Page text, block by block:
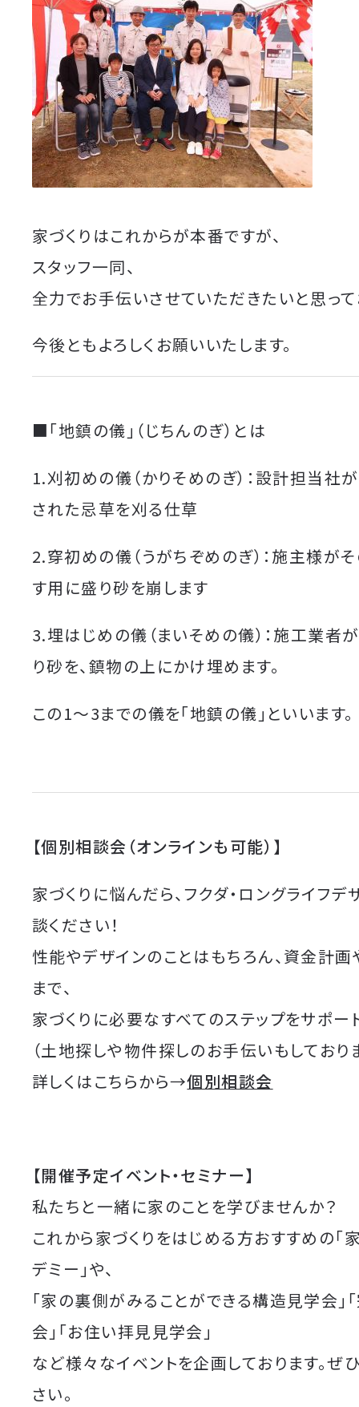
家づくりはこれからが本番ですが、
スタッフ一同、
全力でお手伝いさせていただきたいと思って
今後ともよろしくお願いいたします。
■「地鎮の儀」（じちんのぎ）とは
1.刈初めの儀（かりそめのぎ）：設計担当社
された忌草を刈る仕草
2.穿初めの儀（うがちぞめのぎ）：施主様が
す用に盛り砂を崩します
3.埋はじめの儀（まいそめの儀）：施工業者
り砂を、鎮物の上にかけ埋めます。
この1～3までの儀を「地鎮の儀」といいます。
【個別相談会（オンラインも可能）】
家づくりに悩んだら、フクダ・ロングライフ
談ください！
性能やデザインのことはもちろん、資金計
まで、
家づくりに必要なすべてのステップをサポー
（土地探しや物件探しのお手伝いもしており
詳しくはこちらから→個別相談会
【開催予定イベント・セミナー】
私たちと一緒に家のことを学びませんか？
これから家づくりをはじめる方おすすめの「
デミー」や、
「家の裏側がみることができる構造見学会」
会」「お住い拝見見学会」
など様々なイベントを企画しております。ぜ
さい。